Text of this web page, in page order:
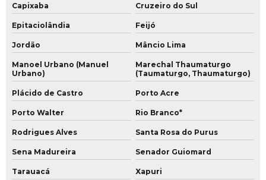
Capixaba Cruzeiro do Sul
Epitaciolândia Feijó
Jordão Mâncio Lima
Manoel Urbano (Manuel
Urbano)
Marechal Thaumaturgo
(Taumaturgo, Thaumaturgo)
Plácido de Castro Porto Acre
Porto Walter Rio Branco*
Rodrigues Alves Santa Rosa do Purus
Sena Madureira Senador Guiomard
Tarauacá
Xapuri